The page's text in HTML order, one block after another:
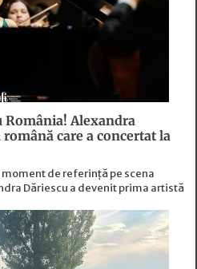
Alexandra
care a concertat la
de referință pe scena
Dăriescu a devenit prima artistă